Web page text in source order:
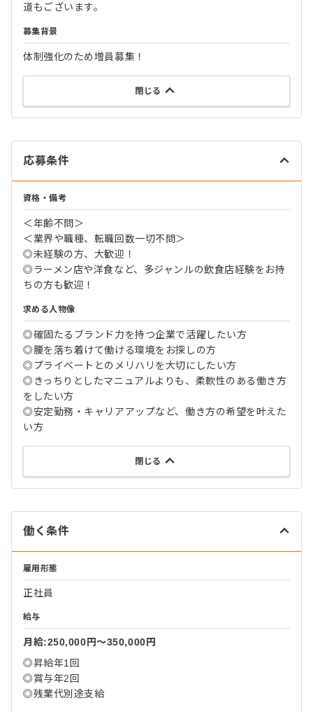
道もございます。
募集背景
体制強化のため増員募集！
閉じる
応募条件
資格・備考
＜年齢不問＞
＜業界や職種、転職回数一切不問＞
◎未経験の方、大歓迎！
◎ラーメン店や洋食など、多ジャンルの飲食店経験をお持
ちの方も歓迎！
求める人物像
◎確固たるブランド力を持つ企業で活躍したい方
◎腰を落ち着けて働ける環境をお探しの方
◎プライベートとのメリハリを大切にしたい方
◎きっちりとしたマニュアルよりも、柔軟性のある働き方
をしたい方
◎安定勤務・キャリアアップなど、働き方の希望を叶えた
い方
閉じる
働く条件
雇用形態
正社員
給与
月給:250,000円〜350,000円
◎昇給年1回
◎賞与年2回
◎残業代別途支給